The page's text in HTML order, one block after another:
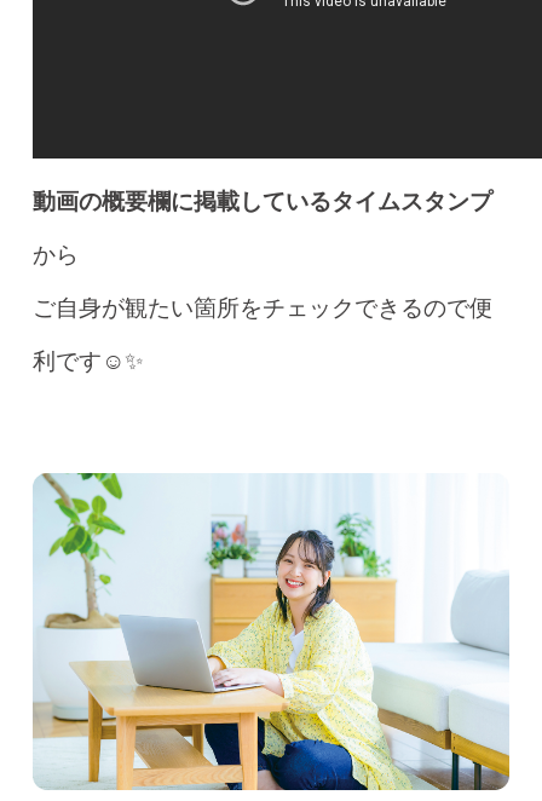
動画の概要欄に掲載しているタイムスタンプ
から
ご自身が観たい箇所をチェックできるので便
利です☺️✨